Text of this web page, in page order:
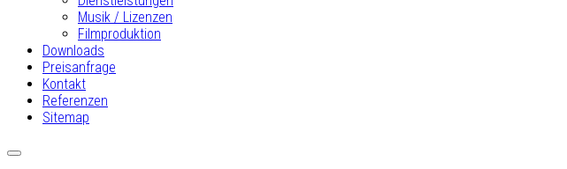
Musik / Lizenzen
Filmproduktion
Downloads
Preisanfrage
Kontakt
Referenzen
Sitemap